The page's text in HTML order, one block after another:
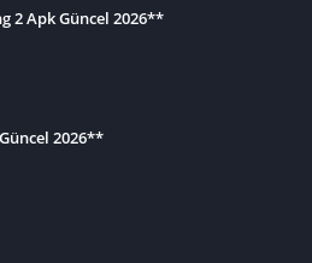
2 Apk Güncel 2026**
2026**